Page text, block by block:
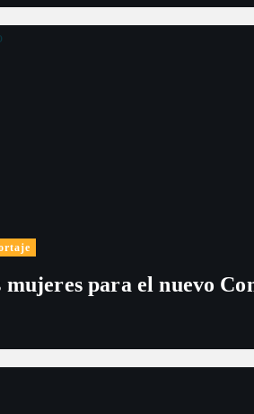
para el nuevo